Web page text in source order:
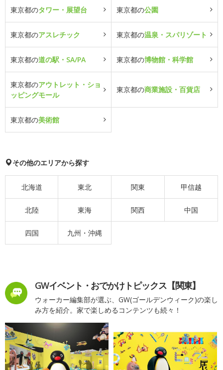
東京都のタワー・展望台 東京都の公園
東京都のアスレチック 東京都の温泉・スパリゾート
東京都の道の駅・SA/PA 東京都の博物館・科学館
東京都のアウトレット・ショ
ッピングモール
東京都の商業施設・百貨店
東京都の美術館
その他のエリアから探す
北海道 東北 関東 甲信越
北陸 東海 関西 中国
四国 九州・沖縄
GWイベント・おでかけトピックス【関東】
ウォーカー編集部が選ぶ、GW(ゴールデンウィーク)の楽し
み方を紹介。家で楽しめるコンテンツも続々！